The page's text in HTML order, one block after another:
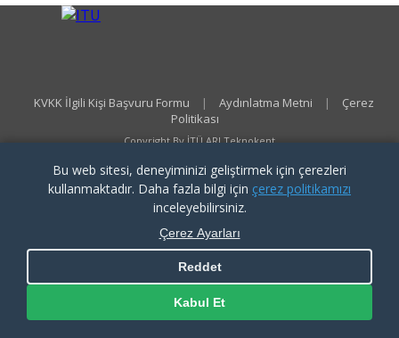
KVKK İlgili Kişi Başvuru Formu | Aydınlatma Metni |
Çerez
Politikası
Copyright By İTÜ ARI Teknokent
Bu web sitesi, deneyiminizi geliştirmek için çerezleri
kullanmaktadır. Daha fazla bilgi için çerez politikamızı
inceleyebilirsiniz.
Çerez Ayarları
Reddet
Kabul Et